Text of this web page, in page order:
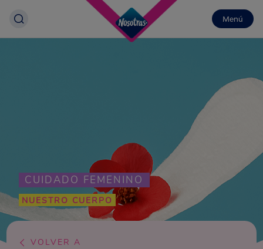
Menú
CUIDADO FEMENINO
NUESTRO CUERPO
VOLVER A